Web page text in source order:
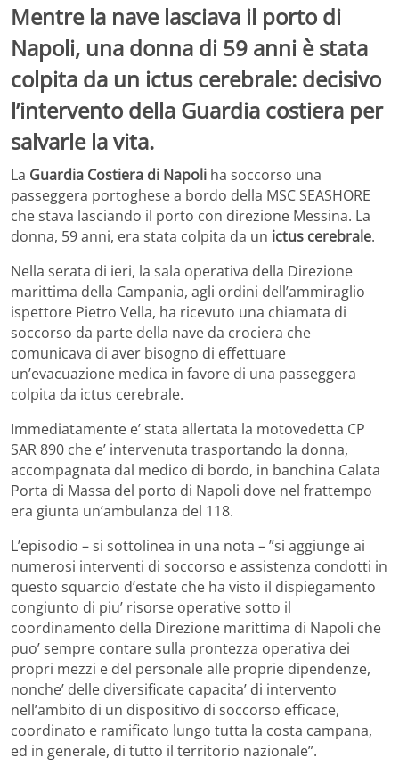
Mentre la nave lasciava il porto di
Napoli, una donna di 59 anni è stata
colpita da un ictus cerebrale: decisivo
l’intervento della Guardia costiera per
salvarle la vita.
La Guardia Costiera di Napoli ha soccorso una
passeggera portoghese a bordo della MSC SEASHORE
che stava lasciando il porto con direzione Messina. La
donna, 59 anni, era stata colpita da un ictus cerebrale.
Nella serata di ieri, la sala operativa della Direzione
marittima della Campania, agli ordini dell’ammiraglio
ispettore Pietro Vella, ha ricevuto una chiamata di
soccorso da parte della nave da crociera che
comunicava di aver bisogno di effettuare
un’evacuazione medica in favore di una passeggera
colpita da ictus cerebrale.
Immediatamente e’ stata allertata la motovedetta CP
SAR 890 che e’ intervenuta trasportando la donna,
accompagnata dal medico di bordo, in banchina Calata
Porta di Massa del porto di Napoli dove nel frattempo
era giunta un’ambulanza del 118.
L’episodio – si sottolinea in una nota – ”si aggiunge ai
numerosi interventi di soccorso e assistenza condotti in
questo squarcio d’estate che ha visto il dispiegamento
congiunto di piu’ risorse operative sotto il
coordinamento della Direzione marittima di Napoli che
puo’ sempre contare sulla prontezza operativa dei
propri mezzi e del personale alle proprie dipendenze,
nonche’ delle diversificate capacita’ di intervento
nell’ambito di un dispositivo di soccorso efficace,
coordinato e ramificato lungo tutta la costa campana,
ed in generale, di tutto il territorio nazionale”.